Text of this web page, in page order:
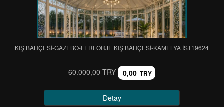
KIŞ BAHÇESİ-GAZEBO-FERFORJE KIŞ BAHÇESİ-KAMELYA IST19624
60.000,00 TRY 0,00 TRY
Detay